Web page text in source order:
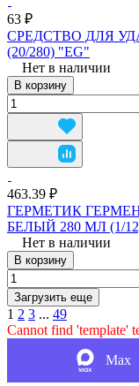
63 ₽
СРЕДСТВО ДЛЯ
(20/280) "EG"
Нет в наличии
В корзину
463.39 ₽
ГЕРМЕТИК
БЕЛЫЙ 280 МЛ (1/
Нет в наличии
В корзину
Загрузить еще
1 2 3 ... 49
Cannot find 'template'
Max